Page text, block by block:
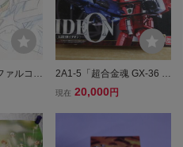
ァルコン
2A1-5「超合金魂 GX-36 伝
説巨神イデオン IDEON」
巨神イデオン フィギュア
現在 20,000 円